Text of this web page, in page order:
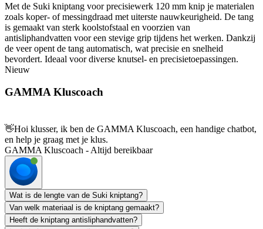
Met de Suki kniptang voor precisiewerk 120 mm knip je materialen
zoals koper- of messingdraad met uiterste nauwkeurigheid. De tang
is gemaakt van sterk koolstofstaal en voorzien van
antisliphandvatten voor een stevige grip tijdens het werken. Dankzij
de veer opent de tang automatisch, wat precisie en snelheid
bevordert. Ideaal voor diverse knutsel- en precisietoepassingen.
Nieuw
GAMMA Kluscoach
👋Hoi klusser, ik ben de GAMMA Kluscoach, een handige chatbot,
en help je graag met je klus.
GAMMA Kluscoach - Altijd bereikbaar
Wat is de lengte van de Suki kniptang?
Van welk materiaal is de kniptang gemaakt?
Heeft de kniptang antisliphandvatten?